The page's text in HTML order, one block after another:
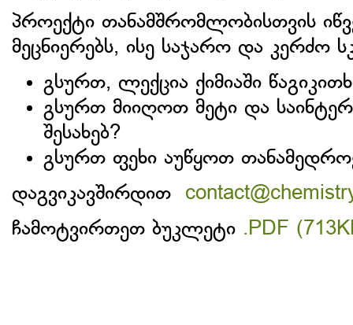
პროექტი თანამშრომლობისთვის
მეცნიერებს, ისე საჯარო და კერძო
გსურთ, ლექცია ქიმიაში
გსურთ მიიღოთ მეტი და
შესახებ?
გსურთ ფეხი აუწყოთ
დაგვიკავშირდით
ჩამოტვირთეთ ბუკლეტი .PDF